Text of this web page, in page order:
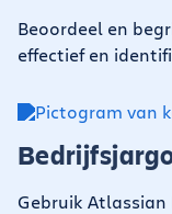
Beoordeel en
effectief en
Gebruik